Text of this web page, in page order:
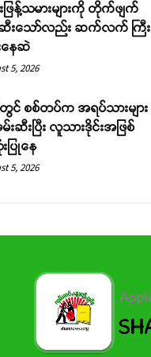
ဖြန့်သမားများကို တိုက်ဖျက်
ဆီးသော်လည်း ဆက်လက် ကြီး
နေဆဲ
5, 2026
တွင် စစ်တပ်က အရပ်သားများ
းဆီးပြီး လူသားဒိုင်းအဖြစ်
ပြုနေ
5, 2026